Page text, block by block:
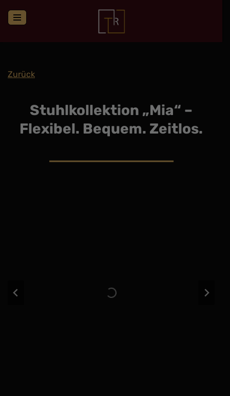
Zum
Zurück
Stuhlkollektion „Mia“ –
Flexibel. Bequem. Zeitlos.